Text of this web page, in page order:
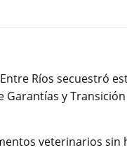
Ríos secuestró
y
veterinarios